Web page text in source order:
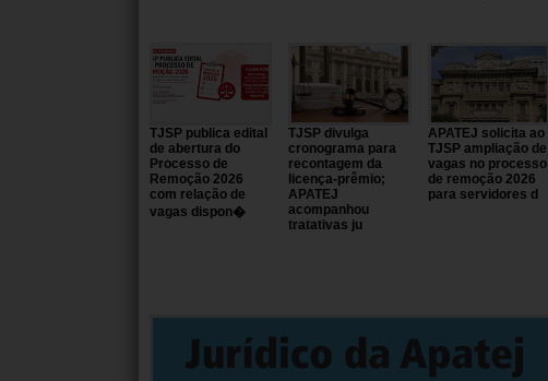
TJSP publica edital
de abertura do
Processo de
Remoção 2026
com relação de
vagas dispon�
TJSP divulga
cronograma para
recontagem da
licença-prêmio;
APATEJ
acompanhou
tratativas ju
APATEJ solicita ao
TJSP ampliação de
vagas no processo
de remoção 2026
para servidores d